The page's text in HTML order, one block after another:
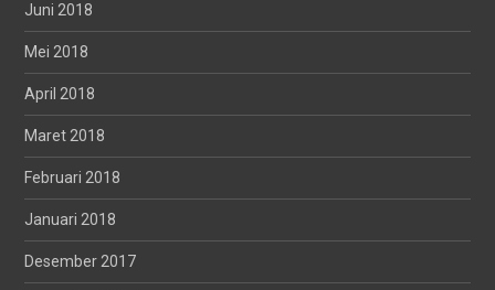
Juni 2018
Mei 2018
April 2018
Maret 2018
Februari 2018
Januari 2018
Desember 2017